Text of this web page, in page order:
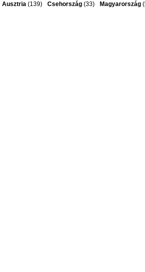
Ausztria (139) Csehország (33) Magyarország